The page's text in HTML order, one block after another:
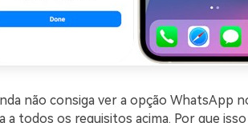
não consiga ver a opção WhatsApp
a todos os requisitos acima. Por que